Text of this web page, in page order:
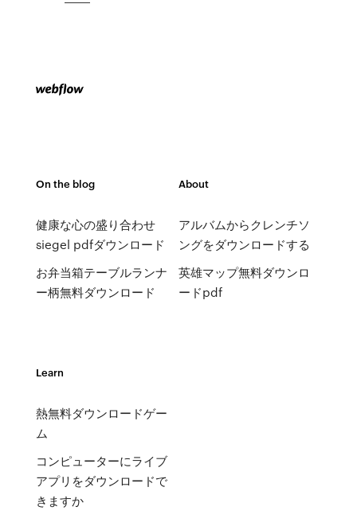
On the blog
健康な心の盛り合わせ
siegel pdfダウンロード
お弁当箱テーブルランナ
ー柄無料ダウンロード
About
アルバムからクレンチソ
ングをダウンロードする
英雄マップ無料ダウンロ
ードpdf
Learn
熱無料ダウンロードゲー
ム
コンピューターにライブ
アプリをダウンロードで
きますか